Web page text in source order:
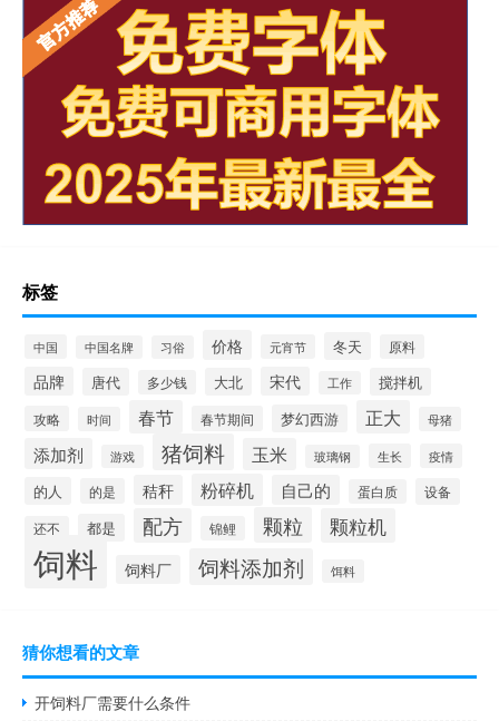
标签
中国 中国名牌 习俗 价格 元宵节 冬天 原料
品牌 唐代 多少钱 大北 宋代 工作 搅拌机
攻略 时间 春节 春节期间 梦幻西游 正大 母猪
添加剂 游戏 猪饲料 玉米 玻璃钢 生长 疫情
的人 的是 秸秆 粉碎机 自己的 蛋白质 设备
还不 都是 配方 锦鲤 颗粒 颗粒机
饲料 饲料厂 饲料添加剂 饵料
猜你想看的文章
开饲料厂需要什么条件